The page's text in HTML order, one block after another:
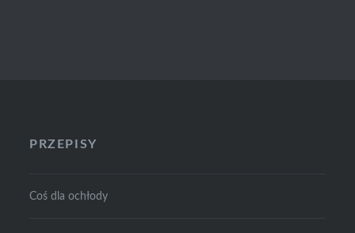
PRZEPISY
Coś dla ochłody